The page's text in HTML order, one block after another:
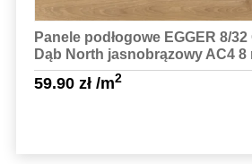
Panele podłogowe EGGER 8/
Dąb North jasnobrązowy AC4 8
59.90 zł/m2